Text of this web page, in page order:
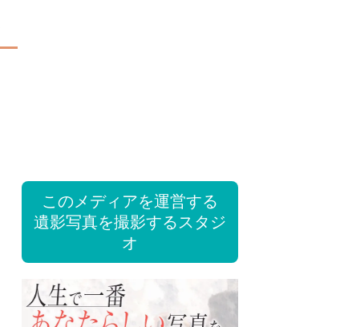
このメディアを運営する
遺影写真を撮影するスタジ
オ